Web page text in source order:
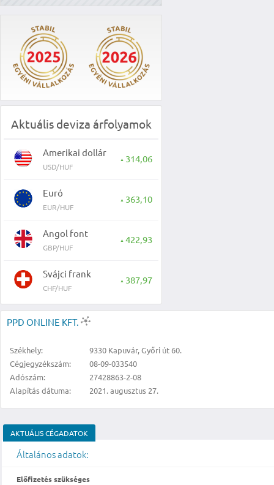
Aktuális deviza árfolyamok
Amerikai dollár
USD/HUF
▲ 314,06
Euró
EUR/HUF
▲ 363,10
Angol font
GBP/HUF
▲ 422,93
Svájci frank
CHF/HUF
▲ 387,97
PPD ONLINE KFT.
Székhely:
9330 Kapuvár, Győri út 60.
Cégjegyzékszám:
08-09-033540
Adószám:
27428863-2-08
Alapítás dátuma:
2021. augusztus 27.
AKTUÁLIS CÉGADATOK
Általános adatok:
Előfizetés szükséges